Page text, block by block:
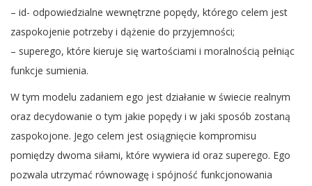
– id- odpowiedzialne wewnętrzne popędy, którego celem jest
zaspokojenie potrzeby i dążenie do przyjemności;
– superego, które kieruje się wartościami i moralnością pełniąc
funkcje sumienia.
W tym modelu zadaniem ego jest działanie w świecie realnym
oraz decydowanie o tym jakie popędy i w jaki sposób zostaną
zaspokojone. Jego celem jest osiągnięcie kompromisu
pomiędzy dwoma siłami, które wywiera id oraz superego. Ego
pozwala utrzymać równowagę i spójność funkcjonowania